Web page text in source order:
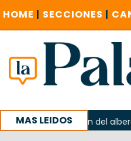
HOME | SECCIONES |
MAS LEIDOS
la explosión del albergue
con un encuentro